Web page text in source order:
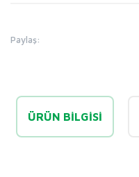
Paylaş:
ÜRÜN BILGISI